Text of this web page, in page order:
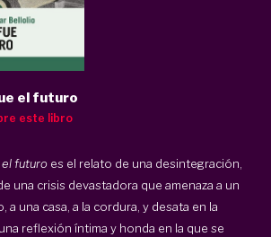
el futuro
este libro
el futuro es el relato de una desintegración,
una crisis devastadora que amenaza a un
a una casa, a la cordura, y desata en la
reflexión íntima y honda en la que se